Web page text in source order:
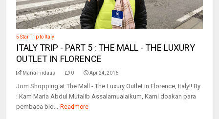
5 Star Trip to Italy
ITALY TRIP - PART 5 : THE MALL - THE LUXURY
OUTLET IN FLORENCE
Maria Firdaus 0 Apr 24, 2016
Jom Shopping at The Mall - The Luxury Outlet in Florence, Italy!! By
: Kam Maria Abdul Mutalib Assalamualaikum, Kami doakan para
pembaca blo...
Readmore